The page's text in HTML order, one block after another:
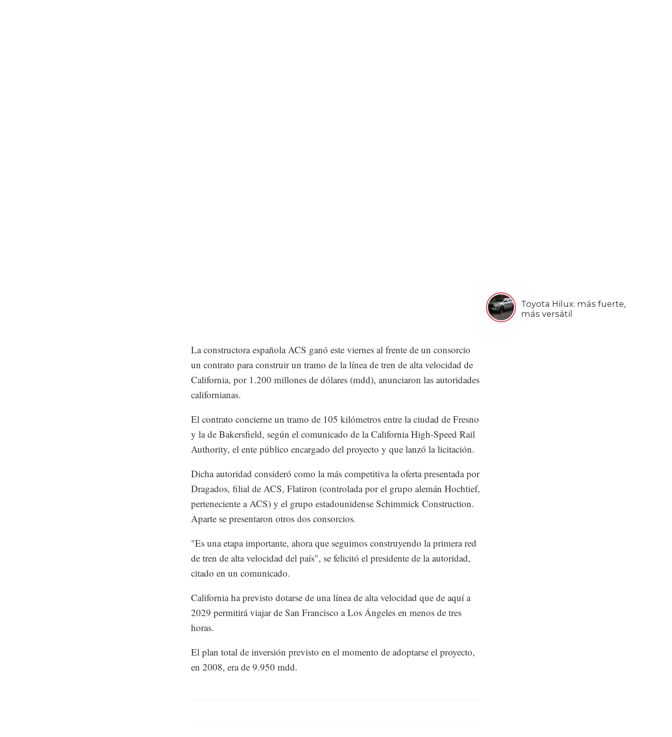
Toyota Hilux: más fuerte,
más versátil
La constructora española ACS ganó este viernes al frente de un consorcio
un contrato para construir un tramo de la línea de tren de alta velocidad de
California, por 1.200 millones de dólares (mdd), anunciaron las autoridades
californianas.
El contrato concierne un tramo de 105 kilómetros entre la ciudad de Fresno
y la de Bakersfield, según el comunicado de la California High-Speed Rail
Authority, el ente público encargado del proyecto y que lanzó la licitación.
Dicha autoridad consideró como la más competitiva la oferta presentada por
Dragados, filial de ACS, Flatiron (controlada por el grupo alemán Hochtief,
perteneciente a ACS) y el grupo estadounidense Schimmick Construction.
Aparte se presentaron otros dos consorcios.
"Es una etapa importante, ahora que seguimos construyendo la primera red
de tren de alta velocidad del país", se felicitó el presidente de la autoridad,
citado en un comunicado.
California ha previsto dotarse de una línea de alta velocidad que de aquí a
2029 permitirá viajar de San Francisco a Los Ángeles en menos de tres
horas.
El plan total de inversión previsto en el momento de adoptarse el proyecto,
en 2008, era de 9.950 mdd.